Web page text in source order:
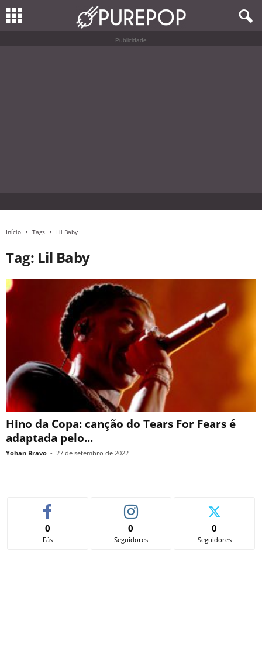
Publicidade
Início Tags Lil Baby
Tag: Lil Baby
Hino da Copa: canção do Tears For Fears é
adaptada pelo...
Yohan Bravo - 27 de setembro de 2022
0
Fãs
0
Seguidores
0
Seguidores